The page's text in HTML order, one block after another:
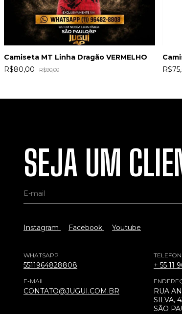
Camiseta MT Linha Dragão VERMELHO
R$80,00
R$90,00
SEJA UM
Instagram Facebook Youtube
WHATSAPP
5511964828808 + 55 11
E-MAIL
CONTATO@JUGUI.COM.BR
RUA
SILVA,
SÃO